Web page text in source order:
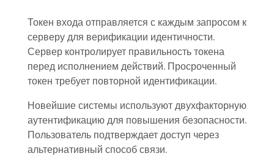
Токен входа отправляется с каждым запросом к
серверу для верификации идентичности.
Сервер контролирует правильность токена
перед исполнением действий. Просроченный
токен требует повторной идентификации.
Новейшие системы используют двухфакторную
аутентификацию для повышения безопасности.
Пользователь подтверждает доступ через
альтернативный способ связи.